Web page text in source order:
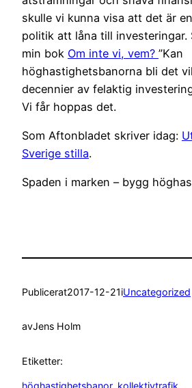
skulle vi kunna visa att det är
politik att låna till investeringar.
min bok Om inte vi, vem? ”Kan
höghastighetsbanorna bli det
decennier av felaktig
Vi får hoppas det.
Som Aftonbladet skriver idag:
Sverige stilla.
Spaden i marken – bygg
Publicerat2017-12-21iUncategorized
avJens Holm
Etiketter: